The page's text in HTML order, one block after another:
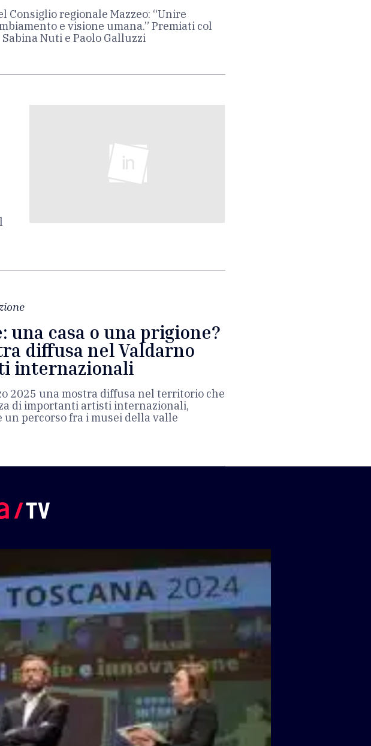
Consiglio regionale Mazzeo: “Unire
e visione umana.” Premiati col
Nuti e Paolo Galluzzi
una casa o una prigione?
diffusa nel Valdarno
internazionali
2025 una mostra diffusa nel territorio che
di importanti artisti internazionali,
un percorso fra i musei della valle